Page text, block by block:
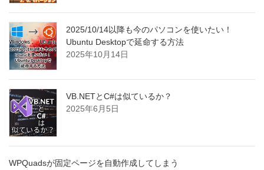
2025/10/14以降も今のパソコンを使いたい！
Ubuntu Desktopで延命する方法
2025年10月14日
VB.NETとC#は似ているか？
2025年6月5日
WPQuadsが固定ページを自動作成してしまう